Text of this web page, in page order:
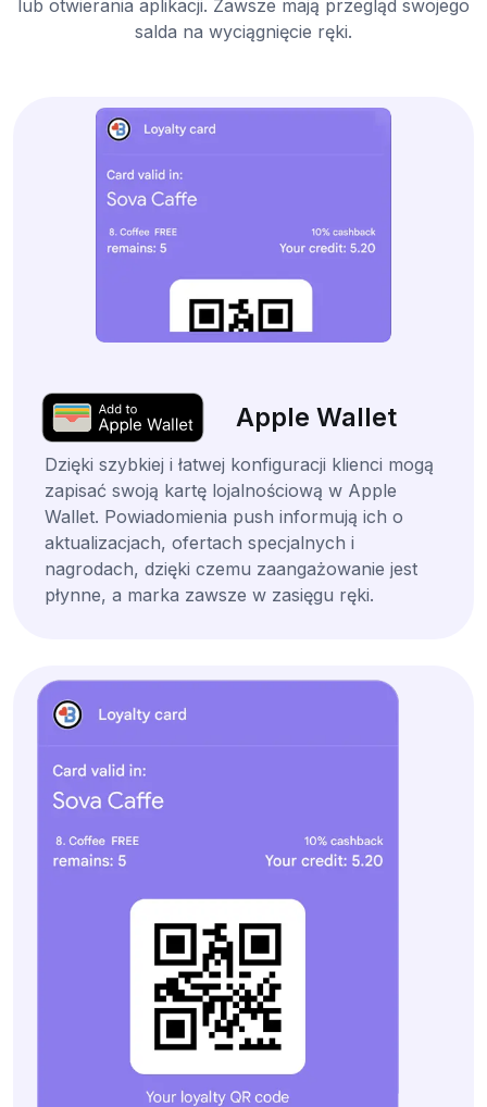
lub otwierania aplikacji. Zawsze mają przegląd swojego
salda na wyciągnięcie ręki.
Apple Wallet
Dzięki szybkiej i łatwej konfiguracji klienci mogą
zapisać swoją kartę lojalnościową w Apple
Wallet. Powiadomienia push informują ich o
aktualizacjach, ofertach specjalnych i
nagrodach, dzięki czemu zaangażowanie jest
płynne, a marka zawsze w zasięgu ręki.